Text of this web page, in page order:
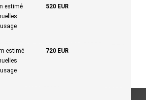
estimé
520 EUR
estimé
720 EUR